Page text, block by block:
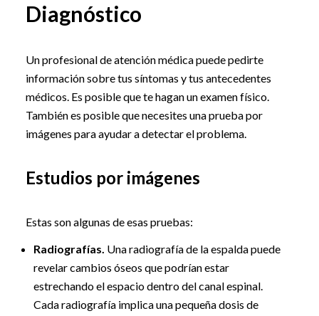
Diagnóstico
Un profesional de atención médica puede pedirte
información sobre tus síntomas y tus antecedentes
médicos. Es posible que te hagan un examen físico.
También es posible que necesites una prueba por
imágenes para ayudar a detectar el problema.
Estudios por imágenes
Estas son algunas de esas pruebas:
Radiografías. Una radiografía de la espalda puede
revelar cambios óseos que podrían estar
estrechando el espacio dentro del canal espinal.
Cada radiografía implica una pequeña dosis de